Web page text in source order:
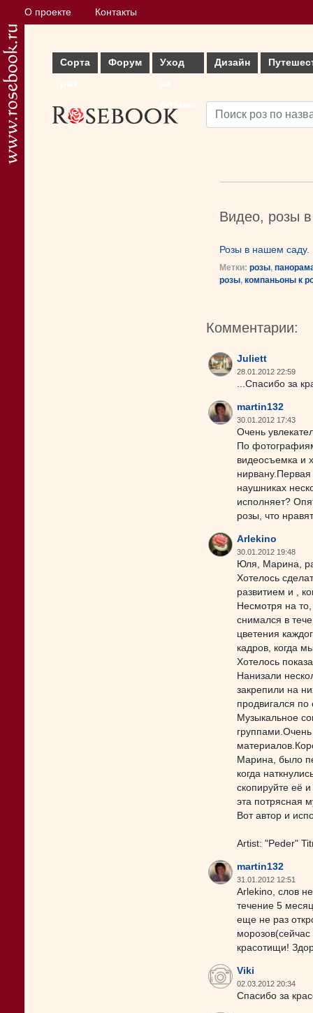
О проекте Контакты
Сорта
Форум
Уход
Дизайн
Видео, розы
Розы в нашем саду.
Метки: розы,
розы, компаньоны к
Комментарии:
Juliett
28.01.2012 22:59
...Спасибо за
martin132
30.01.2012 17:43
Очень
По
видеосъемка и
наушниках
исполняет?
розы, что
Arlekino
30.01.2012 19:48
Юля, Марина,
Хотелось
развитием и ,
Несмотря на
снимался в
цветения
кадров, когда
Хотелось
Нанизали
закрепили на
продвигался
Музыкальное
Марина, было
когда
cкопируйте её
эта потрясная
Вот автор и
Artist: "Peder"
martin132
31.01.2012 12:51
Arlekino, слов
течение 5
еще не раз
красотищи!
Viki
02.03.2012 20:34
Спасибо за